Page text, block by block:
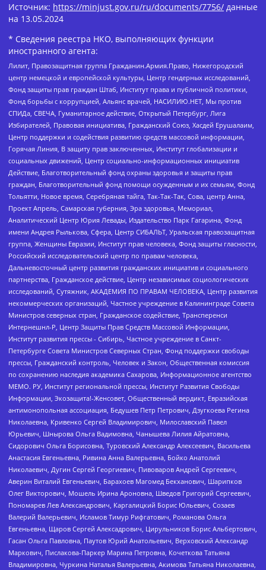
Источник: https://minjust.gov.ru/ru/documents/7756/ данные
на 13.05.2024
* Сведения реестра НКО, выполняющих функции
иностранного агента:
Лилит, Правозащитная группа Гражданин.Армия.Право, Нижегородский
центр немецкой и европейской культуры, Центр гендерных исследований,
Фонд защиты прав граждан Штаб, Институт права и публичной политики,
Фонд борьбы с коррупцией, Альянс врачей, НАСИЛИЮ.НЕТ, Мы против
СПИДа, СВЕЧА, Гуманитарное действие, Открытый Петербург, Лига
Избирателей, Правовая инициатива, Гражданский Союз, Хасдей Ерушалаим,
Центр поддержки и содействия развитию средств массовой информации,
Горячая Линия, В защиту прав заключенных, Институт глобализации и
социальных движений, Центр социально-информационных инициатив
Действие, Благотворительный фонд охраны здоровья и защиты прав
граждан, Благотворительный фонд помощи осужденным и их семьям, Фонд
Тольятти, Новое время, Серебряная тайга, Так-Так-Так, Сова, центр Анна,
Проект Апрель, Самарская губерния, Эра здоровья, Мемориал,
Аналитический Центр Юрия Левады, Издательство Парк Гагарина, Фонд
имени Андрея Рылькова, Сфера, Центр СИБАЛЬТ, Уральская правозащитная
группа, Женщины Евразии, Институт прав человека, Фонд защиты гласности,
Российский исследовательский центр по правам человека,
Дальневосточный центр развития гражданских инициатив и социального
партнерства, Гражданское действие, Центр независимых социологических
исследований, Сутяжник, АКАДЕМИЯ ПО ПРАВАМ ЧЕЛОВЕКА, Центр развития
некоммерческих организаций, Частное учреждение в Калининграде Совета
Министров северных стран, Гражданское содействие, Трансперенси
Интернешнл-Р, Центр Защиты Прав Средств Массовой Информации,
Институт развития прессы - Сибирь, Частное учреждение в Санкт-
Петербурге Совета Министров Северных Стран, Фонд поддержки свободы
прессы, Гражданский контроль, Человек и Закон, Общественная комиссия
по сохранению наследия академика Сахарова, Информационное агентство
МЕМО. РУ, Институт региональной прессы, Институт Развития Свободы
Информации, Экозащита!-Женсовет, Общественный вердикт, Евразийская
антимонопольная ассоциация, Бедушев Петр Петрович, Дзугкоева Регина
Николаевна, Кривенко Сергей Владимирович, Милославский Павел
Юрьевич, Шнырова Ольга Вадимовна, Чанышева Лилия Айратовна,
Сидорович Ольга Борисовна, Туровский Александр Алексеевич, Васильева
Анастасия Евгеньевна, Ривина Анна Валерьевна, Бойко Анатолий
Николаевич, Дугин Сергей Георгиевич, Пивоваров Андрей Сергеевич,
Аверин Виталий Евгеньевич, Барахоев Магомед Бекханович, Шарипков
Олег Викторович, Мошель Ирина Ароновна, Шведов Григорий Сергеевич,
Пономарев Лев Александрович, Каргалицкий Борис Юльевич, Созаев
Валерий Валерьевич, Исламов Тимур Рифгатович, Романова Ольга
Евгеньевна, Щаров Сергей Алексадрович, Цирульников Борис Альбертович,
Гасан Ольга Павловна, Паутов Юрий Анатольевич, Верховский Александр
Маркович, Пислакова-Паркер Марина Петровна, Кочеткова Татьяна
Владимировна, Чуркина Наталья Валерьевна, Акимова Татьяна Николаевна,